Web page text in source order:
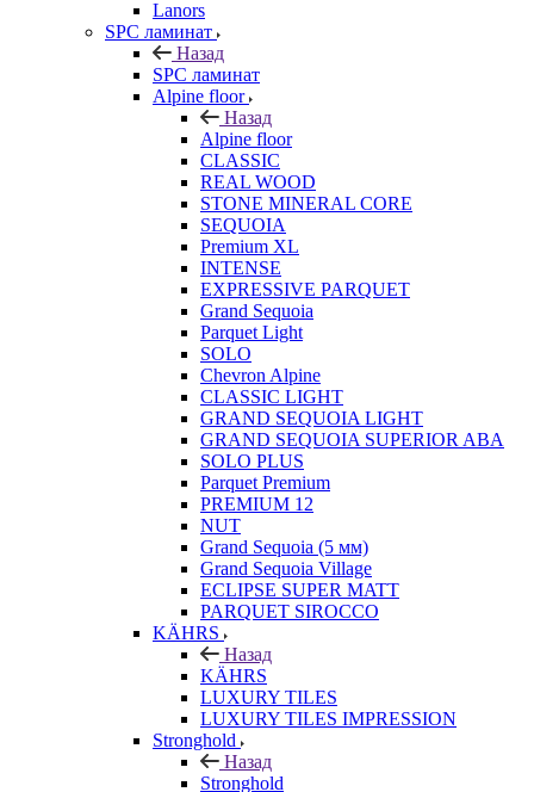
Lanors
SPC ламинат
Назад
SPC ламинат
Alpine floor
Назад
Alpine floor
CLASSIC
REAL WOOD
STONE MINERAL CORE
SEQUOIA
Premium XL
INTENSE
EXPRESSIVE PARQUET
Grand Sequoia
Parquet Light
SOLO
Chevron Alpine
CLASSIC LIGHT
GRAND SEQUOIA LIGHT
GRAND SEQUOIA SUPERIOR ABA
SOLO PLUS
Parquet Premium
PREMIUM 12
NUT
Grand Sequoia (5 мм)
Grand Sequoia Village
ECLIPSE SUPER MATT
PARQUET SIROCCO
KÄHRS
Назад
KÄHRS
LUXURY TILES
LUXURY TILES IMPRESSION
Stronghold
Назад
Stronghold